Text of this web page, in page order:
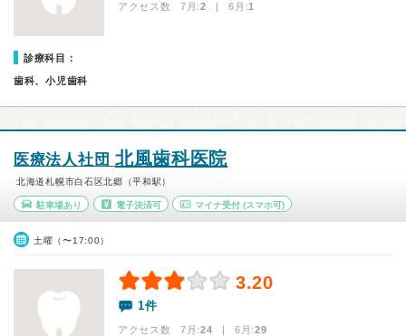
アクセス数 7月:2 | 6月:1
診療科目：
歯科、小児歯科
医療法人社団 北風歯科医院
北海道札幌市白石区北郷（平和駅）
駐車場あり 電子決済可 マイナ受付 (スマホ可)
土曜（〜17:00）
3.20
1件
アクセス数 7月:24 | 6月:29